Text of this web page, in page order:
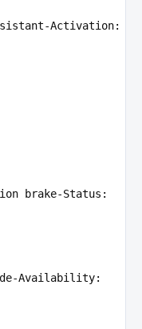
-Activation:
brake-Status :
-Availability: